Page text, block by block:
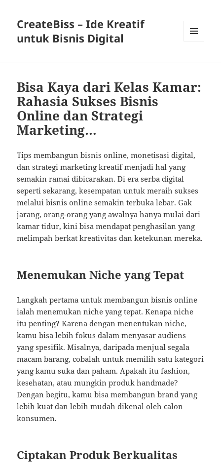
CreateBiss – Ide Kreatif
untuk Bisnis Digital
Bisa Kaya dari Kelas Kamar:
Rahasia Sukses Bisnis
Online dan Strategi
Marketing…
Tips membangun bisnis online, monetisasi digital,
dan strategi marketing kreatif menjadi hal yang
semakin ramai dibicarakan. Di era serba digital
seperti sekarang, kesempatan untuk meraih sukses
melalui bisnis online semakin terbuka lebar. Gak
jarang, orang-orang yang awalnya hanya mulai dari
kamar tidur, kini bisa mendapat penghasilan yang
melimpah berkat kreativitas dan ketekunan mereka.
Menemukan Niche yang Tepat
Langkah pertama untuk membangun bisnis online
ialah menemukan niche yang tepat. Kenapa niche
itu penting? Karena dengan menentukan niche,
kamu bisa lebih fokus dalam menyasar audiens
yang spesifik. Misalnya, daripada menjual segala
macam barang, cobalah untuk memilih satu kategori
yang kamu suka dan paham. Apakah itu fashion,
kesehatan, atau mungkin produk handmade?
Dengan begitu, kamu bisa membangun brand yang
lebih kuat dan lebih mudah dikenal oleh calon
konsumen.
Ciptakan Produk Berkualitas